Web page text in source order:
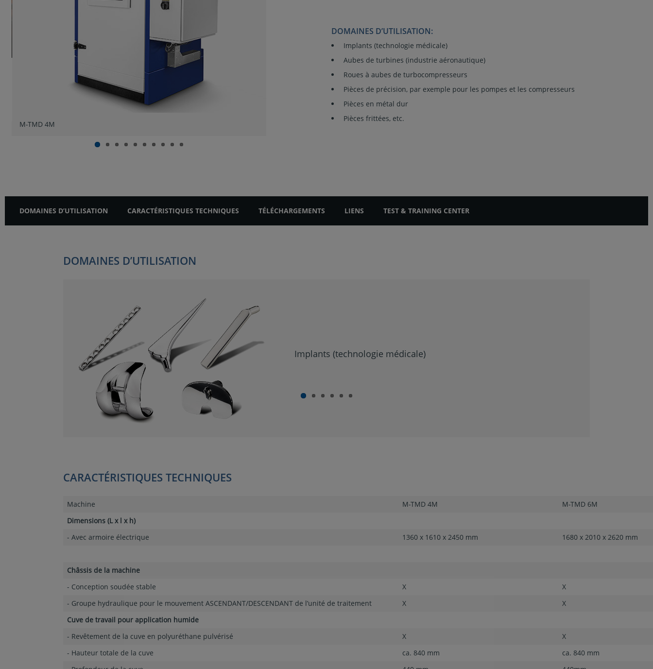
M-TMD 4M
Porte frontale avec fenêtre à commande manuelle pour le changement
de support de pièces à usiner
DOMAINES D’UTILISATION:
Implants (technologie médicale)
Aubes de turbines (industrie aéronautique)
Roues à aubes de turbocompresseurs
Pièces de précision, par exemple pour les pompes et les compresseurs
Pièces en métal dur
Pièces frittées, etc.
DOMAINES D’UTILISATION CARACTÉRISTIQUES TECHNIQUES TÉLÉCHARGEMENTS LIENS TEST & TRAINING CENTER
DOMAINES D’UTILISATION
Implants (technologie médicale)
CARACTÉRISTIQUES TECHNIQUES
Machine M-TMD 4M
M-TMD 6M
Dimensions (L x l x h)
- Avec armoire électrique
1360 x 1610 x 2450 mm 1680 x 2010 x 2620 mm
Châssis de la machine
- Conception soudée stable
X
X
- Groupe hydraulique pour le mouvement ASCENDANT/DESCENDANT de l’unité de traitement
X
X
Cuve de travail pour application humide
- Revêtement de la cuve en polyuréthane pulvérisé
X
X
- Hauteur totale de la cuve
ca. 840 mm
ca. 840 mm